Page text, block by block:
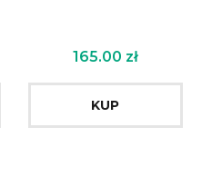
165.00 zł
KUP